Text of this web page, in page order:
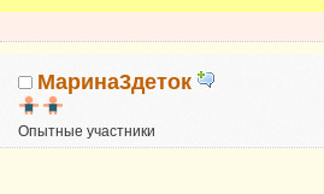
Марина3деток
Опытные участники